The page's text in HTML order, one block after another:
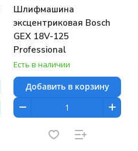
Шлифмашина
эксцентриковая Bosch
GEX 18V-125
Professional
Есть в наличии
Добавить в корзину